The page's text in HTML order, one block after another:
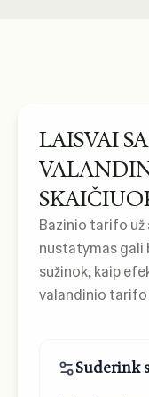
LAISVAI
Bazinio tarifo
nustatymas gali
sužinok, kaip
valandinio tarifo
Suderink